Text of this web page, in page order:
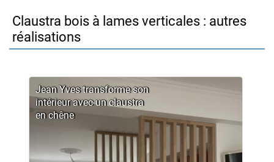
Claustra bois à lames verticales : autres
réalisations
Jean Yves transforme son
intérieur avec un claustra
en chêne